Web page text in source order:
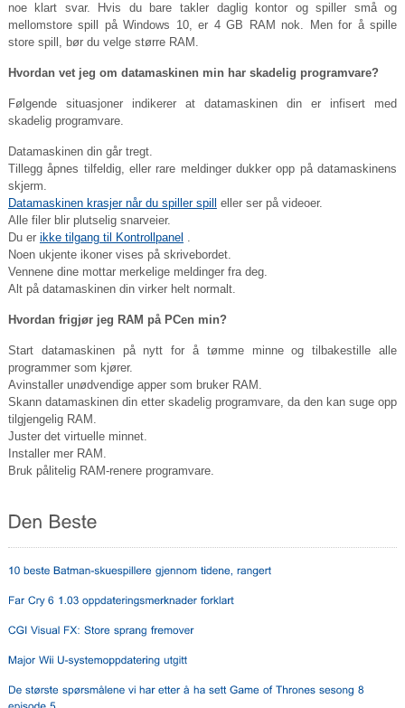
noe klart svar. Hvis du bare takler daglig kontor og spiller små og
mellomstore spill på Windows 10, er 4 GB RAM nok. Men for å spille
store spill, bør du velge større RAM.
Hvordan vet jeg om datamaskinen min har skadelig programvare?
Følgende situasjoner indikerer at datamaskinen din er infisert med
skadelig programvare.
Datamaskinen din går tregt.
Tillegg åpnes tilfeldig, eller rare meldinger dukker opp på datamaskinens
skjerm.
Datamaskinen krasjer når du spiller spill
eller ser på videoer.
Alle filer blir plutselig snarveier.
Du er ikke tilgang til Kontrollpanel .
Noen ukjente ikoner vises på skrivebordet.
Vennene dine mottar merkelige meldinger fra deg.
Alt på datamaskinen din virker helt normalt.
Hvordan frigjør jeg RAM på PCen min?
Start datamaskinen på nytt for å tømme minne og tilbakestille alle
programmer som kjører.
Avinstaller unødvendige apper som bruker RAM.
Skann datamaskinen din etter skadelig programvare, da den kan suge opp
tilgjengelig RAM.
Juster det virtuelle minnet.
Installer mer RAM.
Bruk pålitelig RAM-renere programvare.